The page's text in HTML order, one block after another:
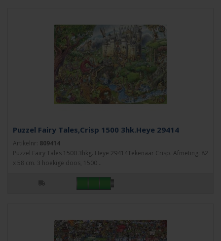
Puzzel Fairy Tales,Crisp 1500 3hk.Heye 29414
Artikelnr: 809414
Puzzel Fairy Tales 1500 3hkg. Heye 29414Tekenaar Crisp. Afmeting: 82
x 58 cm. 3 hoekige doos, 1500 ..